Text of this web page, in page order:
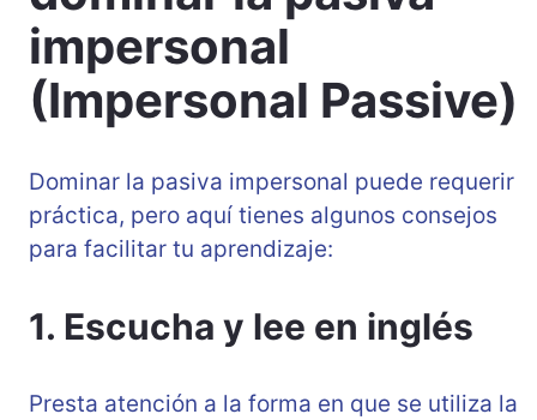
impersonal
(Impersonal Passive)
Dominar la pasiva impersonal puede requerir
práctica, pero aquí tienes algunos consejos
para facilitar tu aprendizaje:
1. Escucha y lee en inglés
Presta atención a la forma en que se utiliza la